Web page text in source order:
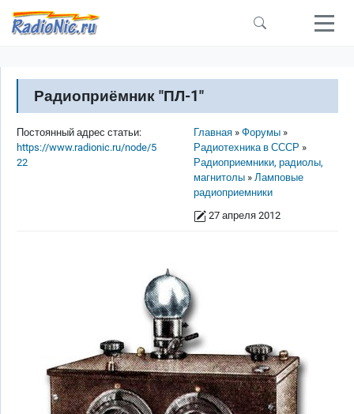
Перейти к основному содержанию
Радиоприёмник "ПЛ-1"
Строка навигации
Главная
Форумы
Радиотехника в СССР
Радиоприемники, радиолы,
магнитолы
Ламповые
радиоприемники
27 апреля 2012
Постоянный адрес статьи:
https://www.radionic.ru/node/5
22